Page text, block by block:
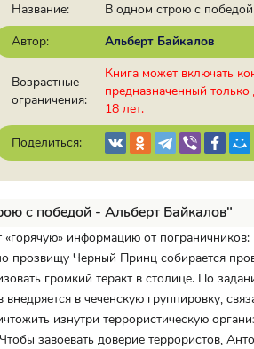
Название:
В одном строю с победой
Автор:
Альберт Байкалов
Возрастные
ограничения:
Книга может включать
предназначенный
18 лет.
Поделиться:
с победой - Альберт Байкалов"
информацию от
прозвищу Черный Принц собирается
громкий теракт в столице. По
в чеченскую группировку,
изнутри террористическую
завоевать доверие террористов,